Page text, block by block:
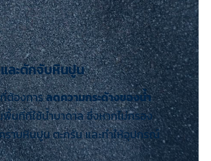
ละดักจับหินปูน
ที่ต้องการลดความกระด้างของน้ำ
พื้นที่ที่ใช้น้ำบาดาล ซึ่งหากไม่กรอง
ราบหินปูน ตะกรัน และทำให้อุปกรณ์